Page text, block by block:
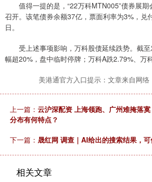
值得一提的是，“22万科MTN005”债券展期
召开。该笔债券余额37亿，票面利率为3%，兑
日。
受上述事项影响，万科股债延续跌势。截至
幅超20%，盘中临时停牌；万科A跌2.79%、万
美港通官方入口提示：文章来自网络
上一篇： 云沪深配资 上海领跑、广州难掩落
分布有何特点？
下一篇： 晟红网 调查｜AI给出的搜索结果，可
相关文章